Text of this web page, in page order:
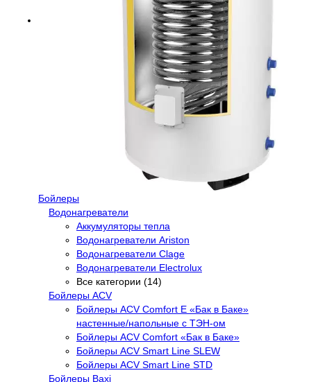
Бойлеры
Водонагреватели
Аккумуляторы тепла
Водонагреватели Ariston
Водонагреватели Clage
Водонагреватели Electrolux
Все категории (14)
Бойлеры ACV
Бойлеры ACV Comfort E «Бак в Баке»
настенные/напольные c ТЭН-ом
Бойлеры ACV Comfort «Бак в Баке»
Бойлеры ACV Smart Line SLEW
Бойлеры ACV Smart Line STD
Бойлеры Baxi